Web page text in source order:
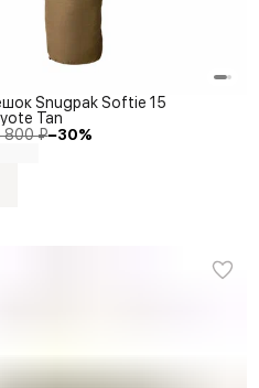
800 ₽−30%
Snugpak Softie 15
Tan